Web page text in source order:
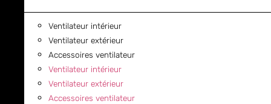
Ventilateur intérieur
Ventilateur extérieur
Accessoires ventilateur
Ventilateur intérieur
Ventilateur extérieur
Accessoires ventilateur